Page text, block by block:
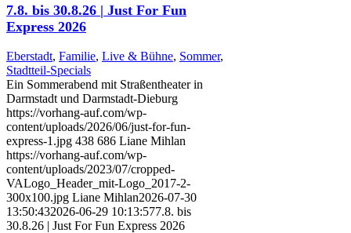
7.8. bis 30.8.26 | Just For Fun
Express 2026
Eberstadt, Familie, Live & Bühne, Sommer,
Stadtteil-Specials
Ein Sommerabend mit Straßentheater in
Darmstadt und Darmstadt-Dieburg
https://vorhang-auf.com/wp-
content/uploads/2026/06/just-for-fun-
express-1.jpg 438 686 Liane Mihlan
https://vorhang-auf.com/wp-
content/uploads/2023/07/cropped-
VALogo_Header_mit-Logo_2017-2-
300x100.jpg Liane Mihlan2026-07-30
13:50:432026-06-29 10:13:577.8. bis
30.8.26 | Just For Fun Express 2026